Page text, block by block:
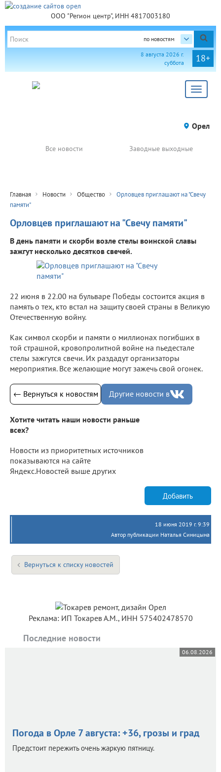
ООО "Регион центр", ИНН 4817003180
по новостям
18+
8 августа 2026 г.
суббота
Toggle
Орел
Все новости Заводные выходные
Главная Новости Общество
Орловцев приглашают на "Свечу
памяти"
Орловцев приглашают на "Свечу памяти"
В день памяти и скорби возле стелы воинской славы
зажгут несколько десятков свечей.
22 июня в 22.00 на бульваре Победы состоится акция в
память о тех, кто встал на защиту своей страны в Великую
Отечественную войну.
Как символ скорби и памяти о миллионах погибших в
той страшной, кровопролитной войне на пьедестале
стелы зажгутся свечи. Их раздадут организаторы
мероприятия. Все желающие могут зажечь свой огонек.
← Вернуться к новостям Другие новости в
Хотите читать наши новости раньше
всех?
Новости из приоритетных источников
показываются на сайте
Яндекс.Новостей выше других
Добавить
18 июня 2019 г. 9:39
Автор публикации Наталья Синицына
Вернуться к списку новостей
Реклама: ИП Токарев А.М., ИНН 575402478570
Последние новости
06.08.2026
Погода в Орле 7 августа: +36, грозы и град
Предстоит пережить очень жаркую пятницу.